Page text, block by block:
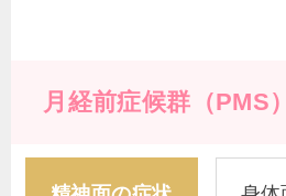
月経前症候群（PMS